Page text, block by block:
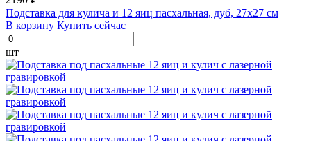
Подставка для кулича и 12 яиц пасхальная, дуб, 27х27 см
В корзину Купить сейчас
шт